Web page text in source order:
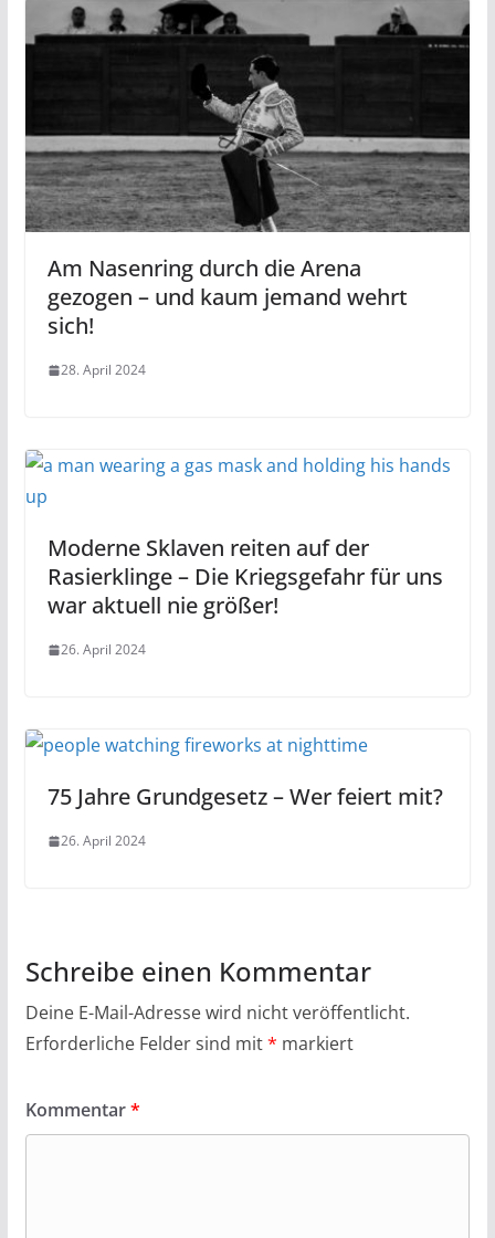
Am Nasenring durch die Arena
gezogen – und kaum jemand wehrt
sich!
28. April 2024
Moderne Sklaven reiten auf der
Rasierklinge – Die Kriegsgefahr für uns
war aktuell nie größer!
26. April 2024
75 Jahre Grundgesetz – Wer feiert mit?
26. April 2024
Schreibe einen Kommentar
Deine E-Mail-Adresse wird nicht veröffentlicht.
Erforderliche Felder sind mit* markiert
Kommentar*